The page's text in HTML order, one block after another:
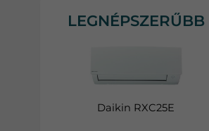
LEGNÉPSZERŰBB
Daikin RXC25E